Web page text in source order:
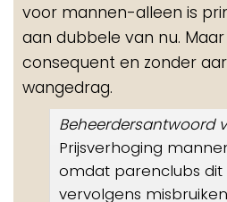
voor mannen-alleen is
aan dubbele van nu.
consequent en zonder
wangedrag.
Beheerdersantwoord
Prijsverhoging
omdat parenclubs
vervolgens